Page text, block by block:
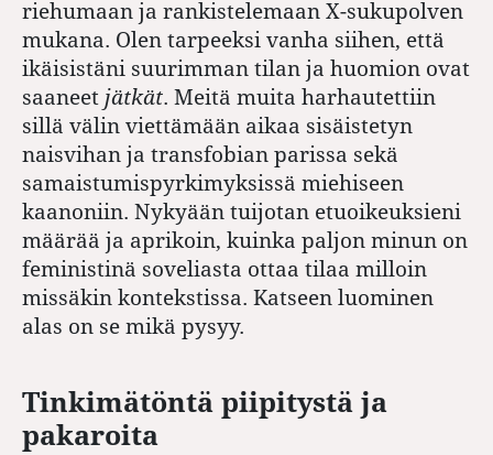
riehumaan ja rankistelemaan X-sukupolven
mukana. Olen tarpeeksi vanha siihen, että
ikäisistäni suurimman tilan ja huomion ovat
saaneet jätkät. Meitä muita harhautettiin
sillä välin viettämään aikaa sisäistetyn
naisvihan ja transfobian parissa sekä
samaistumispyrkimyksissä miehiseen
kaanoniin. Nykyään tuijotan etuoikeuksieni
määrää ja aprikoin, kuinka paljon minun on
feministinä soveliasta ottaa tilaa milloin
missäkin kontekstissa. Katseen luominen
alas on se mikä pysyy.
Tinkimätöntä piipitystä ja
pakaroita